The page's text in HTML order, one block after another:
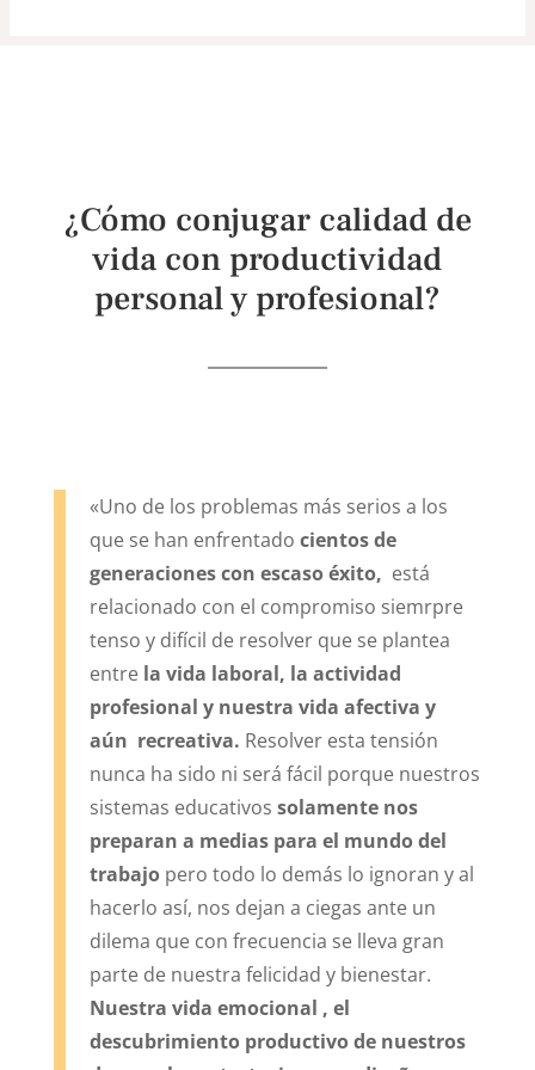
¿Cómo conjugar calidad de
vida con productividad
personal y profesional?
«Uno de los problemas más serios a los
que se han enfrentado cientos de
generaciones con escaso éxito, está
relacionado con el compromiso siemrpre
tenso y difícil de resolver que se plantea
entre la vida laboral, la actividad
profesional y nuestra vida afectiva y
aún recreativa. Resolver esta tensión
nunca ha sido ni será fácil porque nuestros
sistemas educativos solamente nos
preparan a medias para el mundo del
trabajopero todo lo demás lo ignoran y al
hacerlo así, nos dejan a ciegas ante un
dilema que con frecuencia se lleva gran
parte de nuestra felicidad y bienestar.
Nuestra vida emocional , el
descubrimiento productivo de nuestros